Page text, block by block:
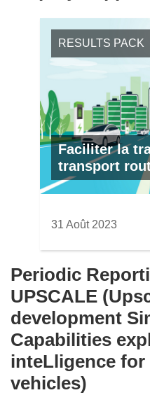
RESULTS PACK
Faciliter la
transport
31 Août 2023
Periodic
UPSCALE
development
Capabilities
inteLligence
vehicles)